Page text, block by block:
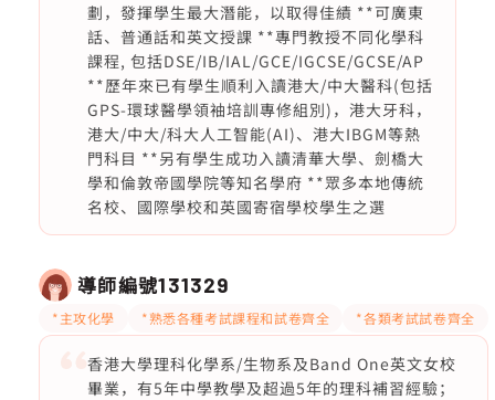
劃，發揮學生最大潛能，以取得佳績 **可廣東
話、普通話和英文授課 **專門教授不同化學科
課程, 包括DSE/IB/IAL/GCE/IGCSE/GCSE/AP
**歷年來已有學生順利入讀港大/中大醫科(包括
GPS-環球醫學領袖培訓專修組別)，港大牙科，
港大/中大/科大人工智能(AI)、港大IBGM等熱
門科目 **另有學生成功入讀清華大學、劍橋大
學和倫敦帝國學院等知名學府 **眾多本地傳統
名校、國際學校和英國寄宿學校學生之選
導師編號131329
*主攻化學 *熟悉各種考試課程和試卷齊全 *各類考試試卷齊全
香港大學理科化學系/生物系及Band One英文女校
畢業，有5年中學教學及超過5年的理科補習經驗；